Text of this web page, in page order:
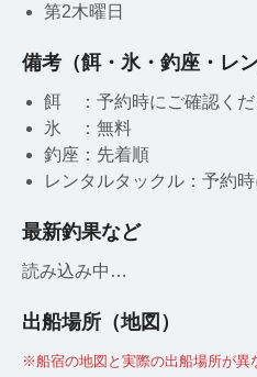
第2木曜日
備考（餌・氷・釣座・レン
餌 ：予約時にご確認くだ
氷 ：無料
釣座：先着順
レンタルタックル：予約
最新釣果など
読み込み中…
出船場所（地図）
※船宿の地図と実際の出船場所が異